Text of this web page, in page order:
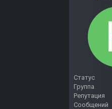
Статус
Группа
Репутация
Сообщений